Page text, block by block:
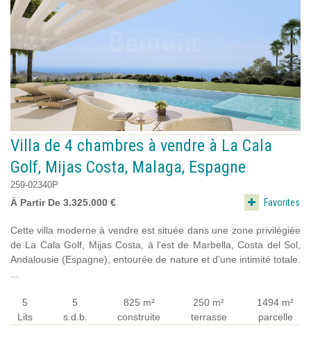
Villa de 4 chambres à vendre à La Cala
Golf, Mijas Costa, Malaga, Espagne
259-02340P
À Partir De 3.325.000 € Favorites
Cette villa moderne à vendre est située dans une zone privilégiée
de La Cala Golf, Mijas Costa, à l'est de Marbella, Costa del Sol,
Andalousie (Espagne), entourée de nature et d'une intimité totale.
5
Lits
5
s.d.b.
825 m²
construite
250 m²
terrasse
1494 m²
parcelle